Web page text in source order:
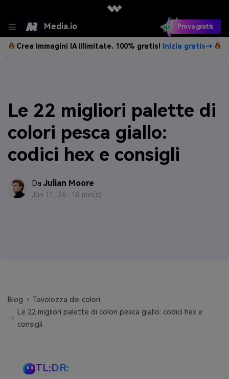
Media.io Prova gratis
Crea immagini IA illimitate. 100% gratis! Inizia gratis→
Le 22 migliori palette di
colori pesca giallo:
codici hex e consigli
Da Julian Moore
Jun 11, 26 · 18 min(s)
Blog
Tavolozza dei colori
Le 22 migliori palette di colori pesca giallo: codici hex e
consigli
TL;DR: